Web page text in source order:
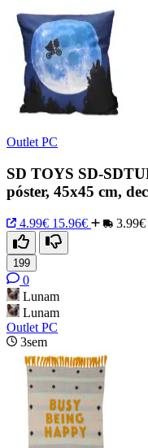
Outlet PC
SD TOYS SD-
póster, 45x45 cm,
4.99€ 15.96€ 3.99€
199
0
Lunam
Lunam
Outlet PC
3sem